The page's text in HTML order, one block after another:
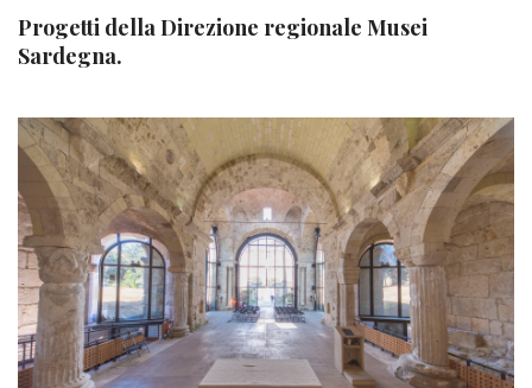
Progetti della Direzione regionale Musei
Sardegna.